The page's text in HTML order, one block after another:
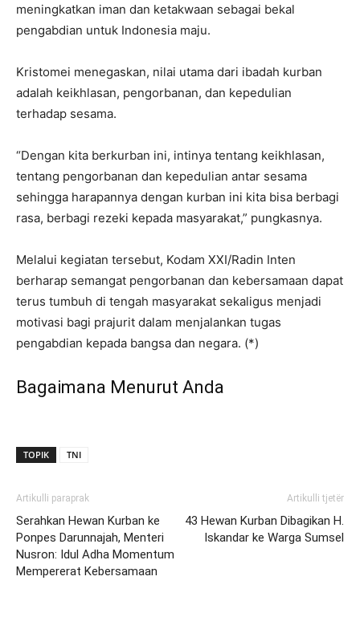
meningkatkan iman dan ketakwaan sebagai bekal
pengabdian untuk Indonesia maju.
Kristomei menegaskan, nilai utama dari ibadah kurban
adalah keikhlasan, pengorbanan, dan kepedulian
terhadap sesama.
“Dengan kita berkurban ini, intinya tentang keikhlasan,
tentang pengorbanan dan kepedulian antar sesama
sehingga harapannya dengan kurban ini kita bisa berbagi
rasa, berbagi rezeki kepada masyarakat,” pungkasnya.
Melalui kegiatan tersebut, Kodam XXI/Radin Inten
berharap semangat pengorbanan dan kebersamaan dapat
terus tumbuh di tengah masyarakat sekaligus menjadi
motivasi bagi prajurit dalam menjalankan tugas
pengabdian kepada bangsa dan negara. (*)
Bagaimana Menurut Anda
TOPIK TNI
Artikulli paraprak
Serahkan Hewan Kurban ke
Ponpes Darunnajah, Menteri
Nusron: Idul Adha Momentum
Mempererat Kebersamaan
Artikulli tjetër
43 Hewan Kurban Dibagikan H.
Iskandar ke Warga Sumsel